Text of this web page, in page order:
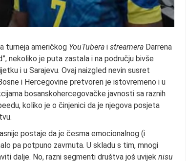
turneja američkog YouTubera i streamera Darrena
nekoliko je puta zastala i na području bivše
i u Sarajevu. Ovaj naizgled nevin susret
i Hercegovine pretvoren je istovremeno i u
bosanskohercegovačke javnosti sa raznih
koliko je o činjenici da je njegova posjeta
postaje da je česma emocionalnog (i
pa potpuno zavrnuta. U skladu s tim, mnogi
dalje. No, razni segmenti društva još uvijek nisu